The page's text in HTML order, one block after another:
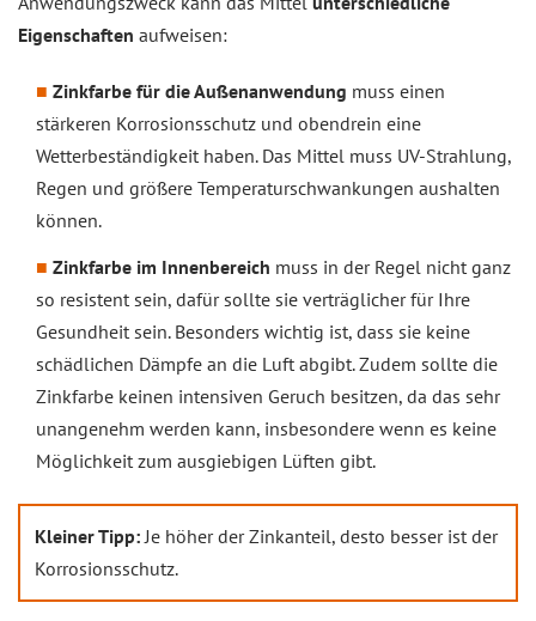
Eigenschaften aufweisen:
Zinkfarbe für die Außenanwendung muss einen
stärkeren Korrosionsschutz und obendrein eine
Wetterbeständigkeit haben. Das Mittel muss UV-Strahlung,
Regen und größere Temperaturschwankungen aushalten
können.
Zinkfarbe im Innenbereich muss in der Regel nicht ganz
so resistent sein, dafür sollte sie verträglicher für Ihre
Gesundheit sein. Besonders wichtig ist, dass sie keine
schädlichen Dämpfe an die Luft abgibt. Zudem sollte die
Zinkfarbe keinen intensiven Geruch besitzen, da das sehr
unangenehm werden kann, insbesondere wenn es keine
Möglichkeit zum ausgiebigen Lüften gibt.
Kleiner Tipp:Je höher der Zinkanteil, desto besser ist der
Korrosionsschutz.